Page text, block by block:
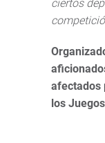
ciertos
afectados
los